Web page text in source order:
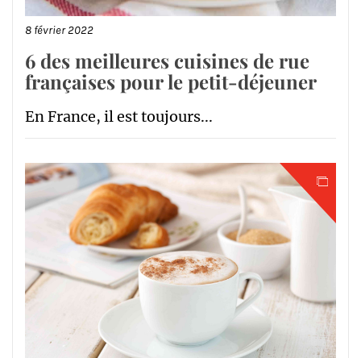
8 février 2022
6 des meilleures cuisines de rue
françaises pour le petit-déjeuner
En France, il est toujours...